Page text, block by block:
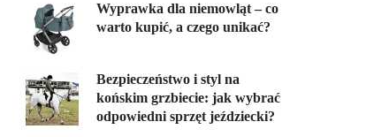
Wyprawka dla niemowląt – co
warto kupić, a czego unikać?
Bezpieczeństwo i styl na
końskim grzbiecie: jak wybrać
odpowiedni sprzęt jeździecki?